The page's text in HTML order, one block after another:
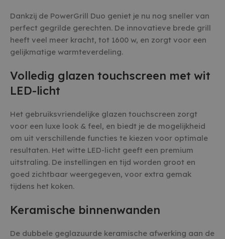
Dankzij de PowerGrill Duo geniet je nu nog sneller van
perfect gegrilde gerechten. De innovatieve brede grill
heeft veel meer kracht, tot 1600 w, en zorgt voor een
gelijkmatige warmteverdeling.
Volledig glazen touchscreen met wit
LED-licht
Het gebruiksvriendelijke glazen touchscreen zorgt
voor een luxe look & feel, en biedt je de mogelijkheid
om uit verschillende functies te kiezen voor optimale
resultaten. Het witte LED-licht geeft een premium
uitstraling. De instellingen en tijd worden groot en
goed zichtbaar weergegeven, voor extra gemak
tijdens het koken.
Keramische binnenwanden
De dubbele geglazuurde keramische afwerking aan de